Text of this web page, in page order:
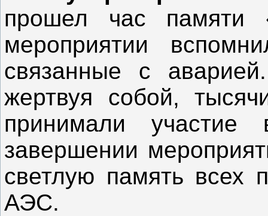
прошел час памяти
мероприятии
связанные с
жертвуя собой,
принимали
завершении
светлую память всех
АЭС.